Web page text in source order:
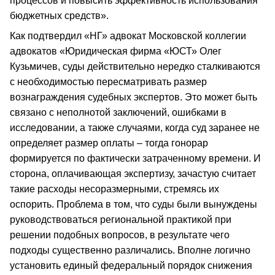
бюджетных средств».
Как подтвердил «НГ» адвокат Московской коллегии
адвокатов «Юридическая фирма «ЮСТ» Олег
Кузьмичев, суды действительно нередко сталкиваются
с необходимостью пересматривать размер
вознаграждения судебных экспертов. Это может быть
связано с неполнотой заключений, ошибками в
исследовании, а также случаями, когда суд заранее не
определяет размер оплаты – тогда гонорар
формируется по фактически затраченному времени. И
сторона, оплачивающая экспертизу, зачастую считает
такие расходы несоразмерными, стремясь их
оспорить. Проблема в том, что суды были вынуждены
руководствоваться региональной практикой при
решении подобных вопросов, в результате чего
подходы существенно различались. Вполне логично
установить единый федеральный порядок снижения